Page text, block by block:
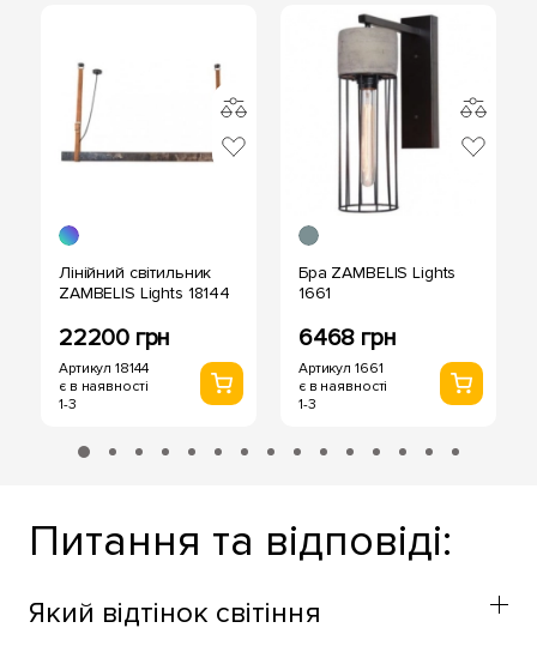
Лінійний світильник
ZAMBELIS Lights 18144
22200 грн
Артикул 18144
є в наявності
1-3
Бра ZAMBELIS Lights
1661
6468 грн
Артикул 1661
є в наявності
1-3
Питання та відповіді:
Який відтінок світіння